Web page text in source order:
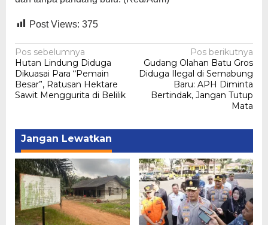
Post Views: 375
Navigasi
pos
Pos sebelumnya
Hutan Lindung Diduga
Dikuasai Para “Pemain
Besar”, Ratusan Hektare
Sawit Menggurita di Belilik
Pos berikutnya
Gudang Olahan Batu Gros
Diduga Ilegal di Semabung
Baru: APH Diminta
Bertindak, Jangan Tutup
Mata
Jangan Lewatkan